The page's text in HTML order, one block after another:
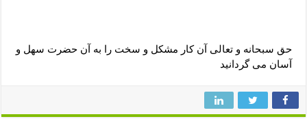
حق سبحانه و تعالی آن کار مشکل و سخت را به آن حضرت سهل و
آسان می گردانید